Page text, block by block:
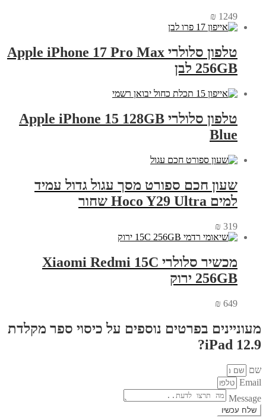
₪ 1249
טלפון סלולרי Apple iPhone 17 Pro Max
256GB לבן
טלפון סלולרי Apple iPhone 15 128GB
Blue
שעון חכם ספורט מסך עגול גדול עמיד
למים Hoco Y29 Ultra שחור
₪ 319
מכשיר סלולרי Xiaomi Redmi 15C
256GB ירוק
₪ 649
מעוניינים בפרטים נוספים על כיסוי ספר מקלדת
iPad 12.9?
שם
Email
Message
שלח עכשיו